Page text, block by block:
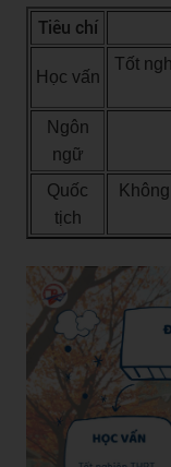
Tiêu chí
Học vấn
Tốt
Ngôn
ngữ
Quốc
tịch